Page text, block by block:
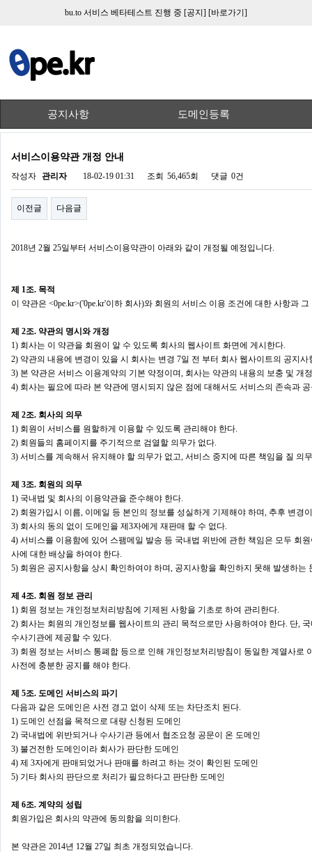
bu.to 서비스 베타테스트 진행 중 [공지] [바로가기]
공지사항 도메인등록
서비스이용약관 개정 안내
작성자 관리자 18-02-19 01:31 조회 56,465회 댓글 0건
이전글 다음글
2018년 2월​ 25일부터 서비스이용약관이 아래와 같이 개정될 예정입니다.
제 1조. 목적
이 약관은 <0pe.kr>('0pe.kr'이하 회사)와 회원의 서비스 이용 조건에 대한 사항과
제 2조. 약관의 명시와 개정
1) 회사는 이 약관을 회원이 알 수 있도록 회사의 웹사이트 화면에 게시한다.
2) 약관의 내용에 변경이 있을 시 회사는 변경 7일 전 부터 회사 웹사이트의 공지
3) 본 약관은 서비스 이용계약의 기본 약정이며, 회사는 약관의 내용의 보충 및 개
4) 회사는 필요에 따라 본 약관에 명시되지 않은 점에 대해서도 서비스의 존속과
제 2조. 회사의 의무
1) 회원이 서비스를 원할하게 이용할 수 있도록 관리해야 한다.
2) 회원들의 홈페이지를 주기적으로 검열할 의무가 없다.
3) 서비스를 계속해서 유지해야 할 의무가 없고, 서비스 중지에 따른 책임을 질 의
제 3조. 회원의 의무
1) 국내법 및 회사의 이용약관을 준수해야 한다.
2) 회원가입시 이름, 이메일 등 본인의 정보를 성실하게 기제해야 하며, 추후 변경
3) 회사의 동의 없이 도메인을 제3자에게 재판매 할 수 없다.
4) 서비스를 이용함에 있어 스팸메일 발송 등 국내법 위반에 관한 책임은 모두 회
사에 대한 배상을 하여야 한다.
5) 회원은 공지사항을 상시 확인하여야 하며, 공지사항을 확인하지 못해 발생하는
제 4조. 회원 정보 관리
1) 회원 정보는 개인정보처리방침에 기제된 사항을 기초로 하여 관리한다.
2) 회사는 회원의 개인정보를 웹사이트의 관리 목적으로만 사용하여야 한다. 단,
수사기관에 제공할 수 있다.
3) 회원 정보는 서비스 통폐합 등으로 인해 개인정보처리방침이 동일한 계열사로
사전에 충분한 공지를 해야 한다.
제 5조. 도메인 서비스의 파기
다음과 같은 도메인은 사전 경고 없이 삭제 또는 차단조치 된다.
1) 도메인 선점을 목적으로 대량 신청된 도메인
2) 국내법에 위반되거나 수사기관 등에서 협조요청 공문이 온 도메인
3) 불건전한 도메인이라 회사가 판단한 도메인
4) 제 3자에게 판매되었거나 판매를 하려고 하는 것이 확인된 도메인
5) 기타 회사의 판단으로 처리가 필요하다고 판단한 도메인
제 6조. 계약의 성립
회원가입은 회사의 약관에 동의함을 의미한다.
본 약관은 2014년 12월 27일 최초 개정되었습니다.